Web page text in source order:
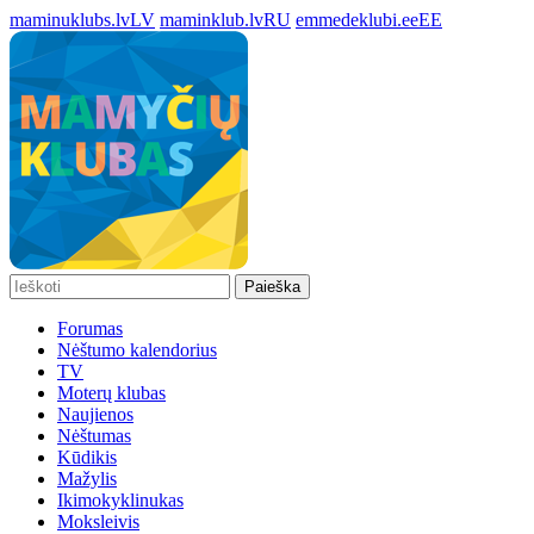
maminuklubs.lvLV maminklub.lvRU emmedeklubi.eeEE
Paieška
Forumas
Nėštumo kalendorius
TV
Moterų klubas
Naujienos
Nėštumas
Kūdikis
Mažylis
Ikimokyklinukas
Moksleivis